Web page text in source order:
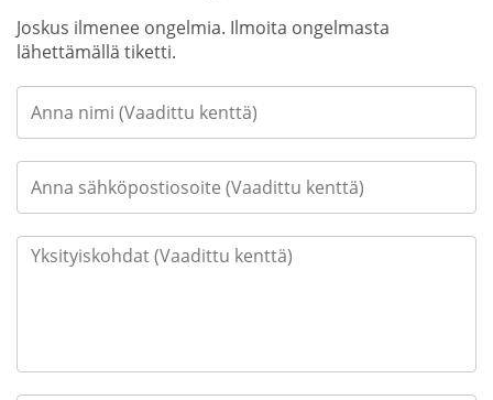
Joskus ilmenee ongelmia. Ilmoita ongelmasta
lähettämällä tiketti.